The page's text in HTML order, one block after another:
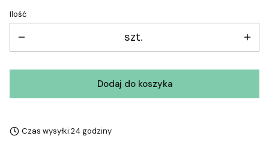
Ilość
szt.
Dodaj do koszyka
Czas wysyłki:24 godziny